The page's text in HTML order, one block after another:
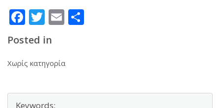
Facebook
Twitter
Email
Posted in
Χωρίς κατηγορία